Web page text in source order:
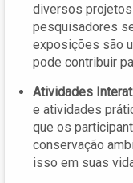
diversos
pesquisadores
exposições são
pode contribuir
Atividades
e atividades
que os
conservação
isso em suas